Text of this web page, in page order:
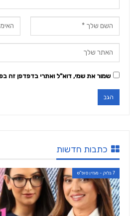
שמור את שמי, דוא"ל ואתרי בדפדפן זה
כתבות חדשות
7 בלוק - מגזין סופ"ש